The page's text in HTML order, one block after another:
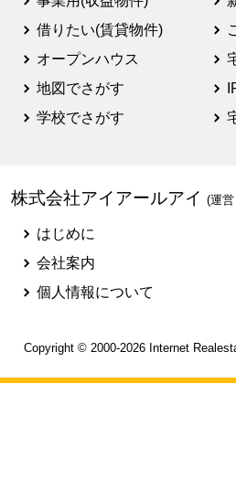
借りたい(賃貸物件)
オープンハウス
地図でさがす
学校でさがす
株式会社アイアールアイ (運
はじめに
会社案内
個人情報について
Copyright © 2000-2026 Internet